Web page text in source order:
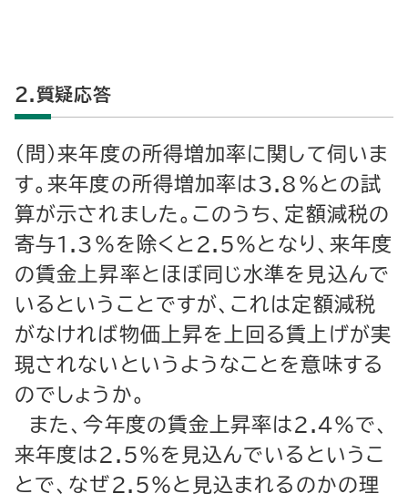
２.質疑応答
（問）来年度の所得増加率に関して伺いま
す。来年度の所得増加率は3.8％との試
算が示されました。このうち、定額減税の
寄与1.3％を除くと2.5％となり、来年度
の賃金上昇率とほぼ同じ水準を見込んで
いるということですが、これは定額減税
がなければ物価上昇を上回る賃上げが実
現されないというようなことを意味する
のでしょうか。
また、今年度の賃金上昇率は2.4％で、
来年度は2.5％を見込んでいるというこ
とで、なぜ2.5％と見込まれるのかの理